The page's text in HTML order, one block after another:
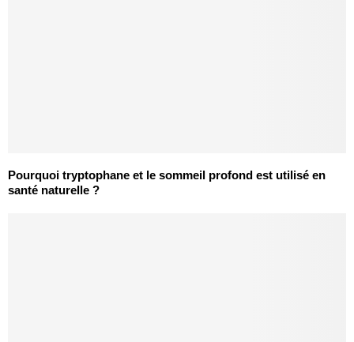
Pourquoi tryptophane et le sommeil profond est utilisé en
santé naturelle ?